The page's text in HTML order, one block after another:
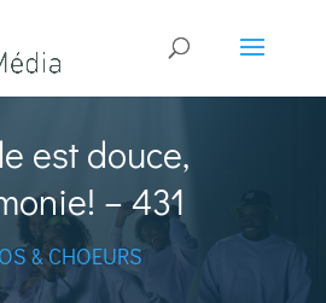
est douce,
– 431
& CHOEURS